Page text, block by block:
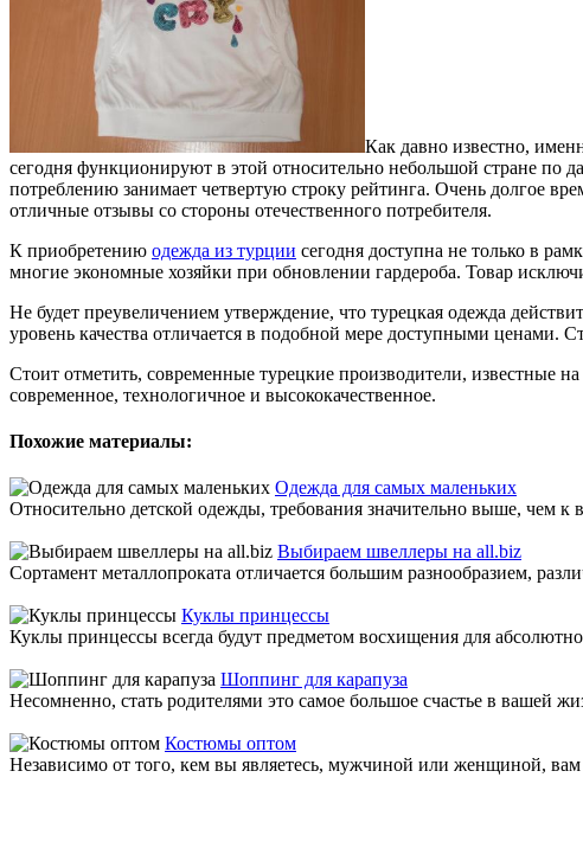
Как давно известно,
сегодня функционируют в этой относительно небольшой стране по
потреблению занимает четвертую строку рейтинга. Очень долгое
отличные отзывы со стороны отечественного потребителя.
К приобретению одежда из турции сегодня доступна не только в
многие экономные хозяйки при обновлении гардероба. Товар
Не будет преувеличением утверждение, что турецкая одежда
уровень качества отличается в подобной мере доступными ценами.
Стоит отметить, современные турецкие производители, известные
современное, технологичное и высококачественное.
Похожие материалы:
Одежда для самых маленьких
Относительно детской одежды, требования значительно выше, чем
Выбираем швеллеры на all.biz
Сортамент металлопроката отличается большим разнообразием,
Куклы принцессы
Куклы принцессы всегда будут предметом восхищения для
Шоппинг для карапуза
Несомненно, стать родителями это самое большое счастье в вашей
Костюмы оптом
Независимо от того, кем вы являетесь, мужчиной или женщиной, вам